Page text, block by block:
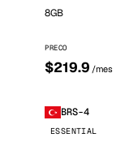
8GB
PRECO
$219.9 /mes
BRS-4
ESSENTIAL